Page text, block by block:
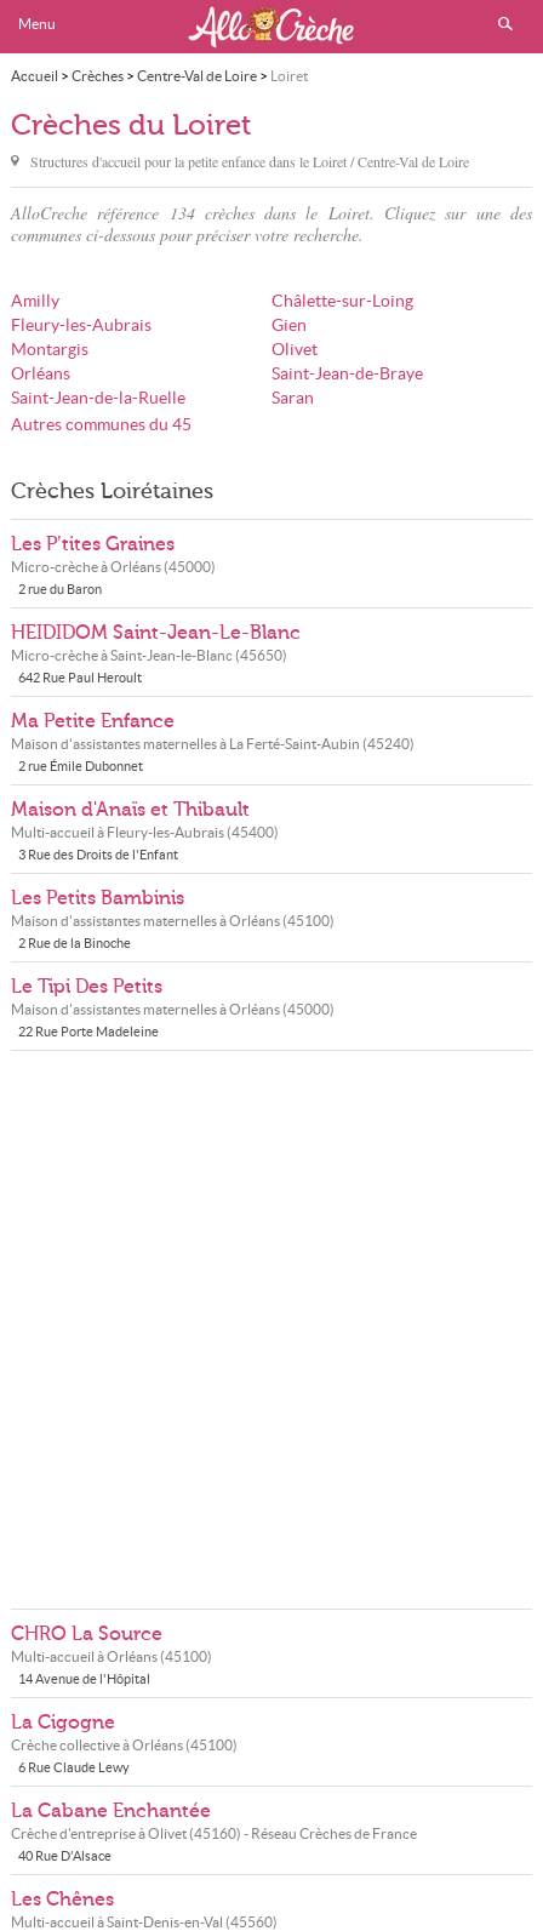
Menu
Accueil > Crèches> Centre-Val de Loire> Loiret
Crèches du Loiret
Structures d'accueil pour la petite enfance dans le Loiret/ Centre-Val de Loire
AlloCreche référence 134 crèches dans le Loiret. Cliquez sur une des
communes ci-dessous pour préciser votre recherche.
Amilly
Châlette-sur-Loing
Fleury-les-Aubrais
Gien
Montargis
Olivet
Orléans
Saint-Jean-de-Braye
Saint-Jean-de-la-Ruelle
Saran
Autres communes du 45
Crèches Loirétaines
Les P’tites Graines
Micro-crèche àOrléans(45000)
2 rue du Baron
HEIDIDOM Saint-Jean-Le-Blanc
Micro-crèche àSaint-Jean-le-Blanc(45650)
642 Rue Paul Heroult
Ma Petite Enfance
Maison d'assistantes maternelles à La Ferté-Saint-Aubin (45240)
2 rue Émile Dubonnet
Maison d'Anaïs et Thibault
Multi-accueil à Fleury-les-Aubrais(45400)
3 Rue des Droits de l'Enfant
Les Petits Bambinis
Maison d'assistantes maternelles àOrléans(45100)
2 Rue de la Binoche
Le Tipi Des Petits
Maison d'assistantes maternelles àOrléans(45000)
22 Rue Porte Madeleine
CHRO La Source
Multi-accueil àOrléans(45100)
14 Avenue de l'Hôpital
La Cigogne
Crèche collective àOrléans(45100)
6 Rue Claude Lewy
La Cabane Enchantée
Crèche d'entreprise àOlivet(45160) - Réseau Crèches de France
40 Rue D'Alsace
Les Chênes
Multi-accueil àSaint-Denis-en-Val (45560)